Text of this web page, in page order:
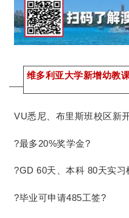
维多利亚大学新增幼教
VU悉尼、布里斯班校区新
?最多20%奖学金?
?GD 60天、本科 80天实习
?毕业可申请485工签?